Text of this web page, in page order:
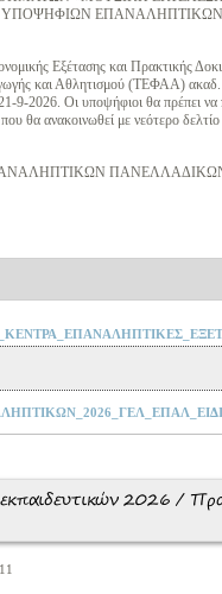
ΥΠΟΨΗΦΙΩΝ
Εξέτασης και Πρακτικής
και Αθλητισμού (ΤΕΦΑΑ) ακαδ.
9-2026. Οι υποψήφιοι θα πρέπει
θα ανακοινωθεί με νεότερο
2026 /